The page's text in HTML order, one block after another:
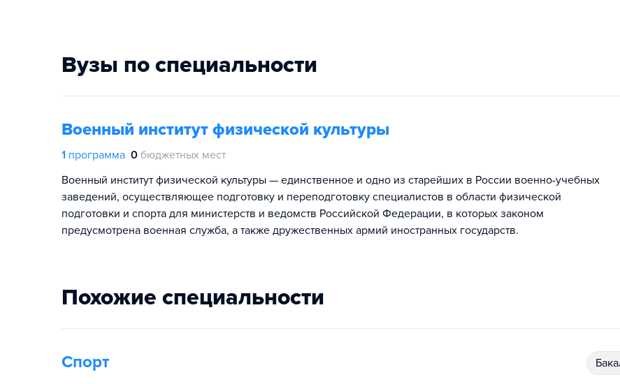
Вузы по специальности
Военный институт физической культуры
1 программа 0 бюджетных мест
Военный институт физической культуры — единственное и одно из старейших в России военно-учебных
заведений, осуществляющее подготовку и переподготовку специалистов в области физической
подготовки и спорта для министерств и ведомств Российской Федерации, в которых законом
предусмотрена военная служба, а также дружественных армий иностранных государств.
Похожие специальности
Спорт